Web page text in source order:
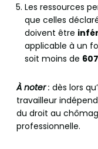
Les ressources
que celles
doivent être
applicable à un
soit moins de
À noter: dès lors
travailleur
du droit au
professionnelle.